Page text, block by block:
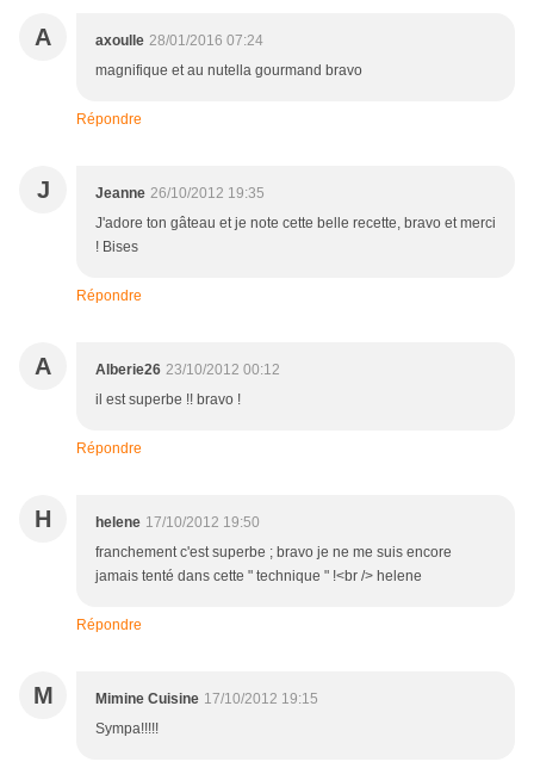
A axoulle 28/01/2016 07:24
magnifique et au nutella gourmand bravo
Répondre
J Jeanne 26/10/2012 19:35
J'adore ton gâteau et je note cette belle recette, bravo et merci
! Bises
Répondre
A Alberie26 23/10/2012 00:12
il est superbe !! bravo !
Répondre
H helene 17/10/2012 19:50
franchement c'est superbe ; bravo je ne me suis encore
jamais tenté dans cette " technique " !<br /> helene
Répondre
M Mimine Cuisine 17/10/2012 19:15
Sympa!!!!!